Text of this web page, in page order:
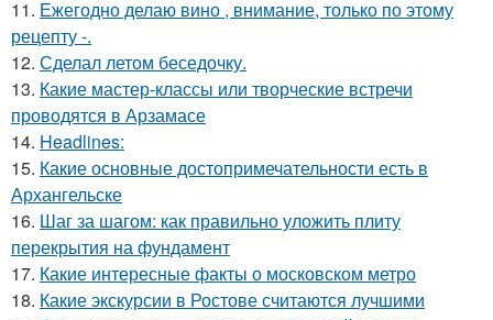
11. Ежегодно делаю вино , внимание, только по этому
рецепту -.
12. Сделал летом беседочку.
13. Какие мастер-классы или творческие встречи
проводятся в Арзамасе
14. Headlines:
15. Какие основные достопримечательности есть в
Архангельске
16. Шаг за шагом: как правильно уложить плиту
перекрытия на фундамент
17. Какие интересные факты о московском метро
18. Какие экскурсии в Ростове считаются лучшими